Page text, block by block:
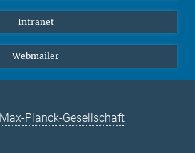
Intranet
Webmailer
Max-Planck-Gesellschaft